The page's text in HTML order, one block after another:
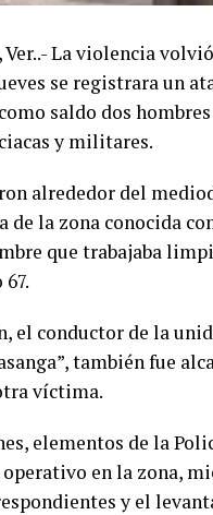
Ver..- La violencia
se registrara un
saldo dos
y militares.
alrededor del
de la zona conocida
que trabajaba
el conductor de la
también fue
víctima.
elementos de la
en la zona,
y el